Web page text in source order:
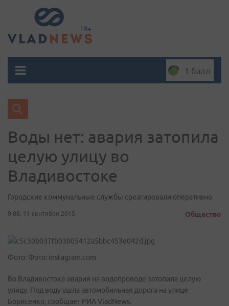
1 балл
Воды нет: авария затопила
целую улицу во
Владивостоке
Городские коммунальные службы среагировали оперативно
9:08, 11 сентября 2015 Общество
Фото: Фото: instagram.com
Во Владивостоке авария на водопроводе затопила целую
улицу. Под воду ушла автомобильная дорога на улице
Борисенко, сообщает РИА VladNews.